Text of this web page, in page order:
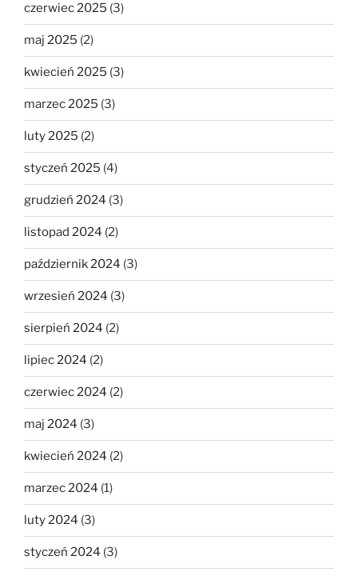
czerwiec 2025 (3)
maj 2025 (2)
kwiecień 2025 (3)
marzec 2025 (3)
luty 2025 (2)
styczeń 2025 (4)
grudzień 2024 (3)
listopad 2024 (2)
październik 2024 (3)
wrzesień 2024 (3)
sierpień 2024 (2)
lipiec 2024 (2)
czerwiec 2024 (2)
maj 2024 (3)
kwiecień 2024 (2)
marzec 2024 (1)
luty 2024 (3)
styczeń 2024 (3)